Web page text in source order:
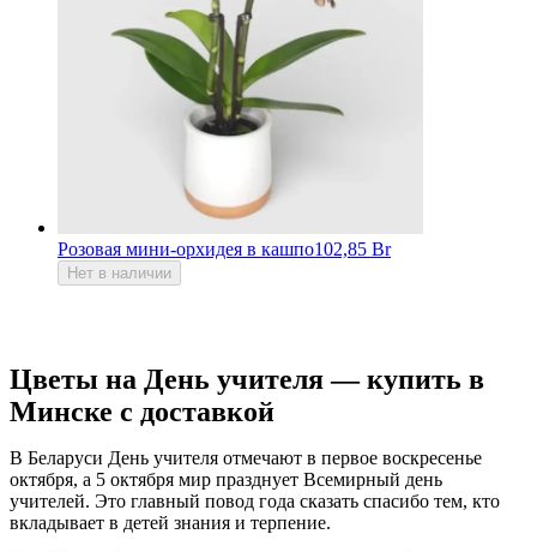
Розовая мини-орхидея в кашпо102,85 Br
Нет в наличии
Цветы на День учителя — купить в
Минске с доставкой
В Беларуси День учителя отмечают в первое воскресенье
октября, а 5 октября мир празднует Всемирный день
учителей. Это главный повод года сказать спасибо тем, кто
вкладывает в детей знания и терпение.